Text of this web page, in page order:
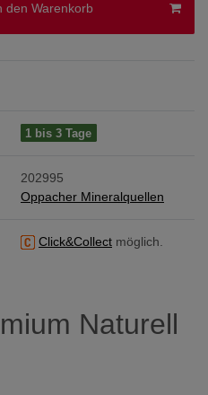
den Warenkorb
1 bis 3 Tage
202995
Oppacher Mineralquellen
Click&Collect möglich.
Naturell